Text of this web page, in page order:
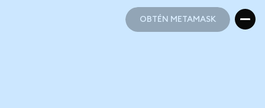
OBTÉN METAMASK